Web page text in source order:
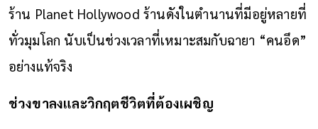
ร้าน Planet Hollywood ร้านดังในตำนานที่มีอยู่หลายที่
ทั่วมุมโลก นับเป็นช่วงเวลาที่เหมาะสมกับฉายา “คนอึด”
อย่างแท้จริง
ช่วงขาลงและวิกฤตชีวิตที่ต้องเผชิญ